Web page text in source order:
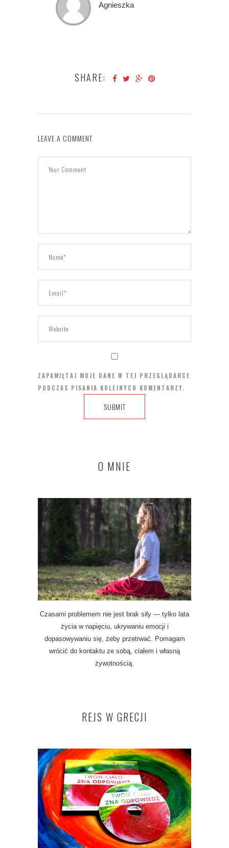
Agnieszka
SHARE:
LEAVE A COMMENT
ZAPAMIĘTAJ MOJE DANE W TEJ PRZEGLĄDARCE
PODCZAS PISANIA KOLEJNYCH KOMENTARZY.
O MNIE
Czasami problemem nie jest brak siły — tylko lata
życia w napięciu, ukrywaniu emocji i
dopasowywaniu się, żeby przetrwać. Pomagam
wrócić do kontaktu ze sobą, ciałem i własną
żywotnością.
REJS W GRECJI